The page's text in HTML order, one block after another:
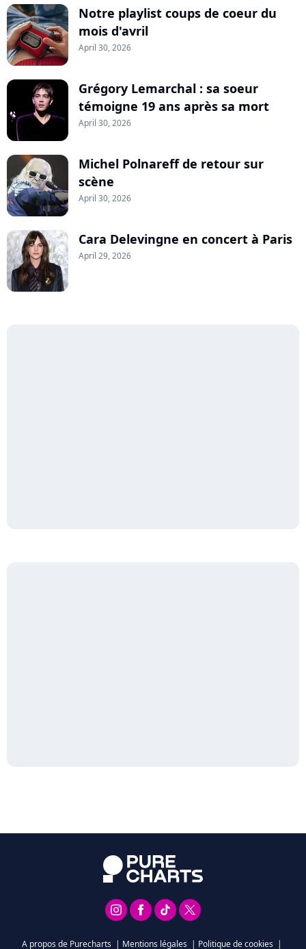
Notre playlist coups de coeur du
mois d'avril
April 30, 2026
Grégory Lemarchal : sa soeur
témoigne 19 ans après sa mort
April 30, 2026
Michel Polnareff de retour sur
scène
April 30, 2026
Cara Delevingne en concert à Paris
April 29, 2026
A propos de Purecharts | Mentions légales | Politique de cookies |